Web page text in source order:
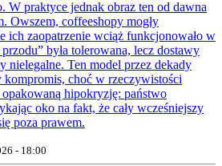
W praktyce jednak obraz ten od dawna
Owszem, coffeeshopy mogły
ich zaopatrzenie wciąż funkcjonowało w
była tolerowana, lecz dostawy
nielegalne. Ten model przez dekady
kompromis, choć w rzeczywistości
opakowaną hipokryzję: państwo
oko na fakt, że cały wcześniejszy
poza prawem.
- 18:00